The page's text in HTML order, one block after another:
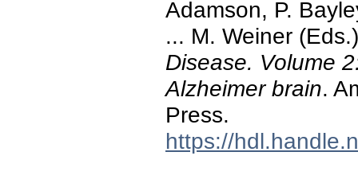
Adamson, P.
... M. Weiner
Disease. Volume
Alzheimer brain.
Press.
https://